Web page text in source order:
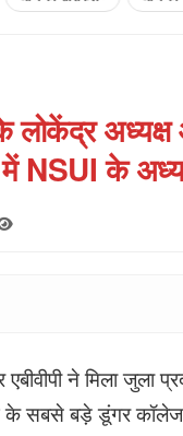
लोकेंद्र
NSUI के
ने मिला जुला
के सबसे बड़े डूंगर